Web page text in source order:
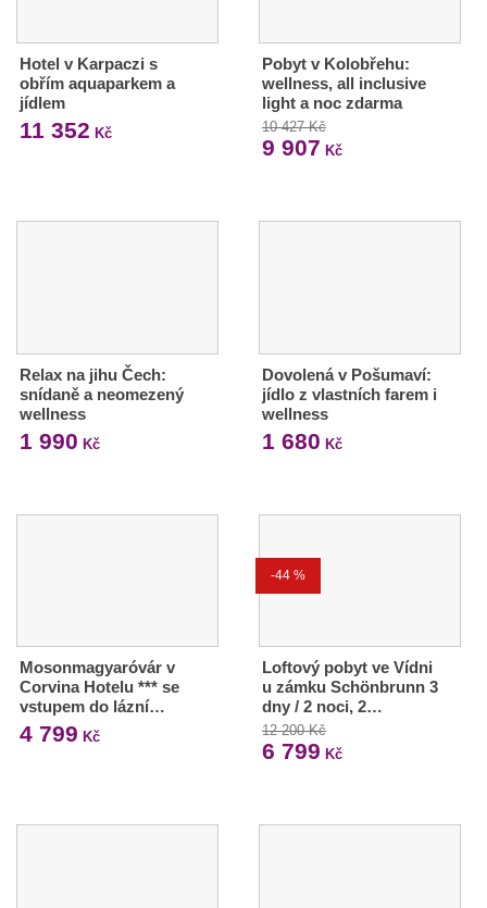
Hotel v Karpaczi s
obřím aquaparkem a
jídlem
11 352 Kč
Pobyt v Kolobřehu:
wellness, all inclusive
light a noc zdarma
10 427 Kč
9 907 Kč
Relax na jihu Čech:
snídaně a neomezený
wellness
1 990 Kč
Dovolená v Pošumaví:
jídlo z vlastních farem i
wellness
1 680 Kč
Mosonmagyaróvár v
Corvina Hotelu *** se
vstupem do lázní…
4 799 Kč
-44 %
Loftový pobyt ve Vídni
u zámku Schönbrunn 3
dny / 2 noci, 2…
12 200 Kč
6 799 Kč